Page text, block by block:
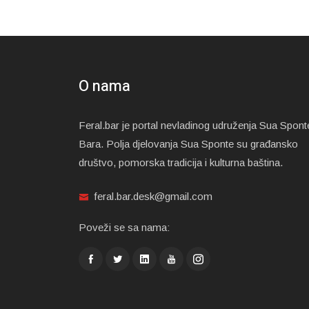
O nama
Feral.bar je portal nevladinog udruženja Sua
Bara. Polja djelovanja Sua Sponte su građansko
društvo, pomorska tradicija i kulturna baština.
feral.bar.desk@gmail.com
Poveži se sa nama: